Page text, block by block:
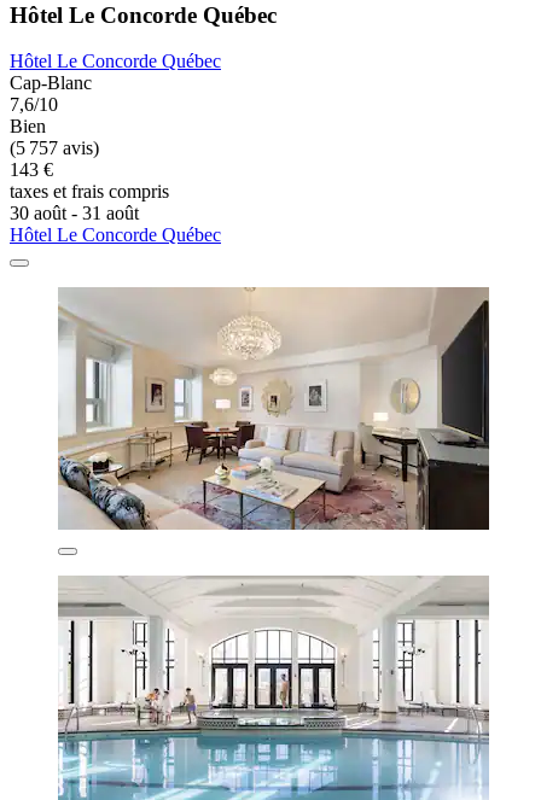
Hôtel Le Concorde Québec
Hôtel Le Concorde Québec
Cap-Blanc
7,6/10
Bien
(5 757 avis)
143 €
taxes et frais compris
30 août - 31 août
Hôtel Le Concorde Québec